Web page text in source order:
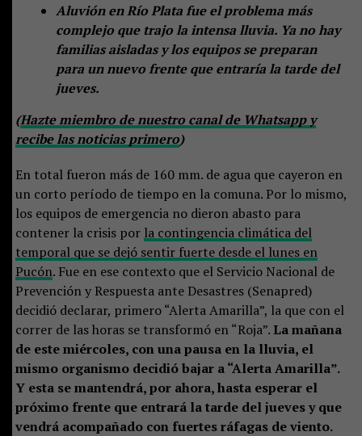
Aluvión en Río Plata fue el problema más
complejo que trajo la intensa lluvia. Ya no hay
familias aisladas y los equipos se preparan
para un nuevo frente que entraría la tarde del
jueves.
(Hazte miembro de nuestro canal de Whatsapp y
recibe las noticias primero)
En total fueron más de 160 mm. de agua que cayeron en
un corto período de tiempo en la comuna. Por lo mismo,
los equipos de emergencia no dieron abasto para
contener la crisis por la contingencia climática del
temporal que se dejó sentir fuerte desde el lunes en
Pucón. Fue en ese contexto que el Servicio Nacional de
Prevención y Respuesta ante Desastres (Senapred)
decidió declarar, primero “Alerta Amarilla”, la que con el
correr de las horas se transformó en “Roja”. La mañana
de este miércoles, con una pausa en la lluvia, el
mismo organismo decidió bajar a “Alerta Amarilla”.
Y esta se mantendrá, por ahora, hasta esperar el
próximo frente que entrará la tarde del jueves y que
vendrá acompañado con fuertes ráfagas de viento.